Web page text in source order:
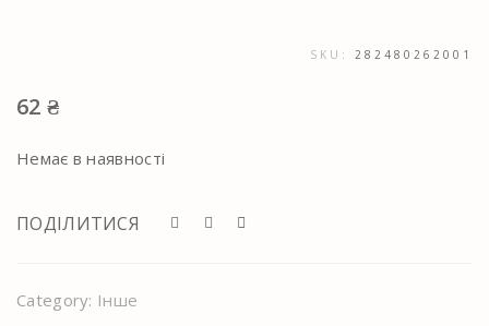
SKU: 282480262001
62 ₴
Немає в наявності
ПОДІЛИТИСЯ
Category: Інше